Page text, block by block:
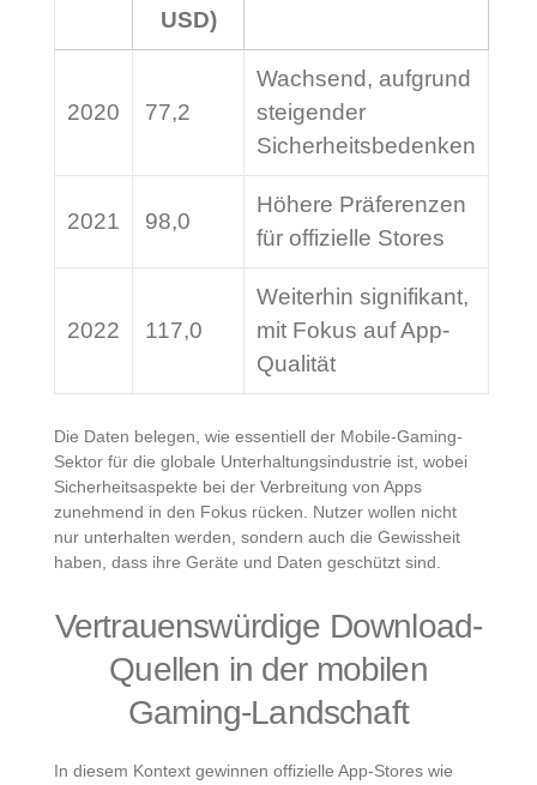
USD)
2020 77,2
Wachsend, aufgrund
steigender
Sicherheitsbedenken
2021 98,0
Höhere Präferenzen
für offizielle Stores
2022 117,0
Weiterhin signifikant,
mit Fokus auf App-
Qualität
Die Daten belegen, wie essentiell der Mobile-Gaming-
Sektor für die globale Unterhaltungsindustrie ist, wobei
Sicherheitsaspekte bei der Verbreitung von Apps
zunehmend in den Fokus rücken. Nutzer wollen nicht
nur unterhalten werden, sondern auch die Gewissheit
haben, dass ihre Geräte und Daten geschützt sind.
Vertrauenswürdige Download-
Quellen in der mobilen
Gaming-Landschaft
In diesem Kontext gewinnen offizielle App-Stores wie